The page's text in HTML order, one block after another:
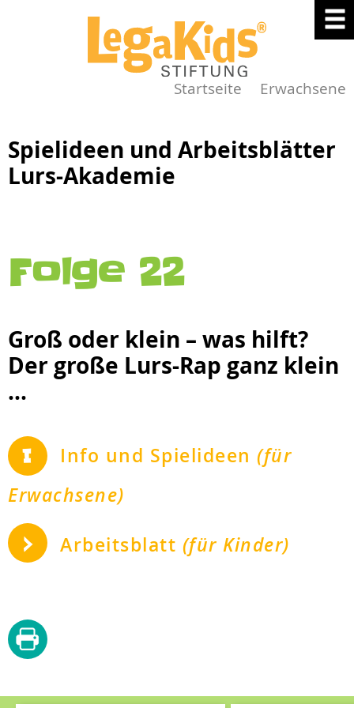
Startseite Erwachsene
Spielideen und Arbeitsblätter
Lurs-Akademie
Folge 22
Groß oder klein – was hilft?
Der große Lurs-Rap ganz klein
...
Info und Spielideen (für
Erwachsene)
Arbeitsblatt (für Kinder)
diese
Seite